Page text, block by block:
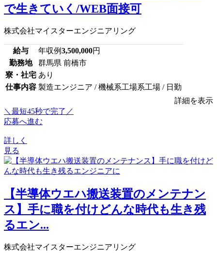
で生きていく/WEB面接可
株式会社マイスターエンジニアリング
給与 年収例3,500,000円
勤務地
群馬県 前橋市
寮・社宅 あり
仕事内容 製造エンジニア / 機械系工場系工場 / 日勤
詳細を表示
＼最短45秒で完了／
応募へ進む
詳しく
見る
【半導体ウエハ搬送装置のメンテナン
ス】手に職を付けどんな時代も生き残
るエン...
株式会社マイスターエンジニアリング